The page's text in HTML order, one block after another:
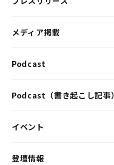
メディア掲載
Podcast
Podcast（書き起こし記事）
イベント
登壇情報